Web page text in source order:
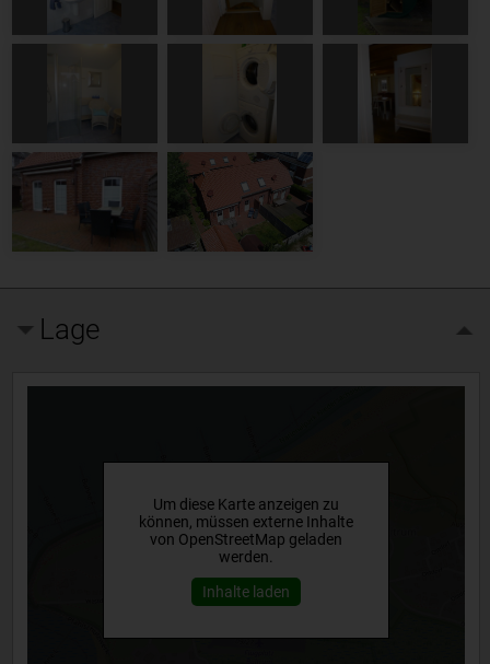
Lage
Um diese Karte anzeigen zu
können, müssen externe Inhalte
von OpenStreetMap geladen
werden.
Inhalte laden